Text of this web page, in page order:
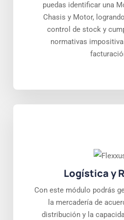
puedas identificar una
Chasis y Motor,
control de stock y
normativas
Logística y
Con este módulo podrás
la mercadería de
distribución y la